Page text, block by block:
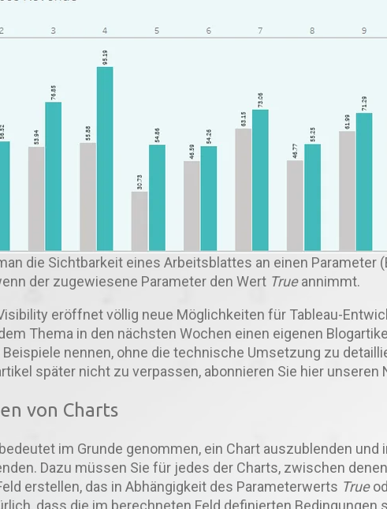
die Sichtbarkeit eines Arbeitsblattes an einen Parameter
der zugewiesene Parameter den Wert Trueannimmt.
eröffnet völlig neue Möglichkeiten für Tableau-
Thema in den nächsten Wochen einen eigenen
nennen, ohne die technische Umsetzung zu
später nicht zu verpassen, abonnieren Sie hier unseren
von Charts
im Grunde genommen, ein Chart auszublenden und
Dazu müssen Sie für jedes der Charts, zwischen
erstellen, das in Abhängigkeit des Parameterwerts True
dass die im berechneten Feld definierten